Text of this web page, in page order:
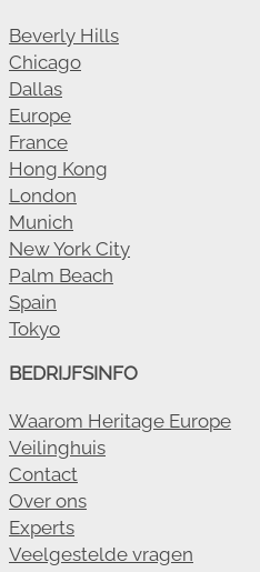
Beverly Hills
Chicago
Dallas
Europe
France
Hong Kong
London
Munich
New York City
Palm Beach
Spain
Tokyo
BEDRIJFSINFO
Waarom Heritage Europe
Veilinghuis
Contact
Over ons
Experts
Veelgestelde vragen